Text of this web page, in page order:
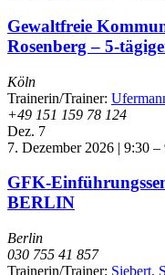
Gewaltfreie
Rosenberg – 5-
Köln
Trainerin/Trainer:
+49 151 159 78 124
Dez. 7
7. Dezember 2026 | 9:30 –
GFK-
BERLIN
Berlin
030 755 41 857
Trainerin/Trainer: Siebert,